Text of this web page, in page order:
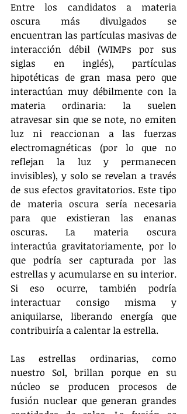
Entre los candidatos a materia
oscura más divulgados se
encuentran las partículas masivas de
interacción débil (WIMPs por sus
siglas en inglés), partículas
hipotéticas de gran masa pero que
interactúan muy débilmente con la
materia ordinaria: la suelen
atravesar sin que se note, no emiten
luz ni reaccionan a las fuerzas
electromagnéticas (por lo que no
reflejan la luz y permanecen
invisibles), y solo se revelan a través
de sus efectos gravitatorios. Este tipo
de materia oscura sería necesaria
para que existieran las enanas
oscuras. La materia oscura
interactúa gravitatoriamente, por lo
que podría ser capturada por las
estrellas y acumularse en su interior.
Si eso ocurre, también podría
interactuar consigo misma y
aniquilarse, liberando energía que
contribuiría a calentar la estrella.
Las estrellas ordinarias, como
nuestro Sol, brillan porque en su
núcleo se producen procesos de
fusión nuclear que generan grandes